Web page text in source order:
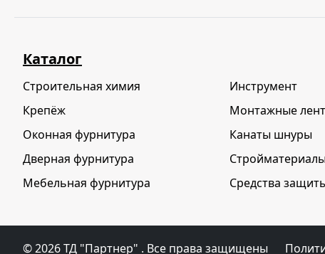
Каталог
Строительная химия
Крепёж
Оконная фурнитура
Дверная фурнитура
Мебельная фурнитура
Инструмент
Монтажные
Канаты шнуры
Средства
© 2026ТД "Партнер" . Все права защищены